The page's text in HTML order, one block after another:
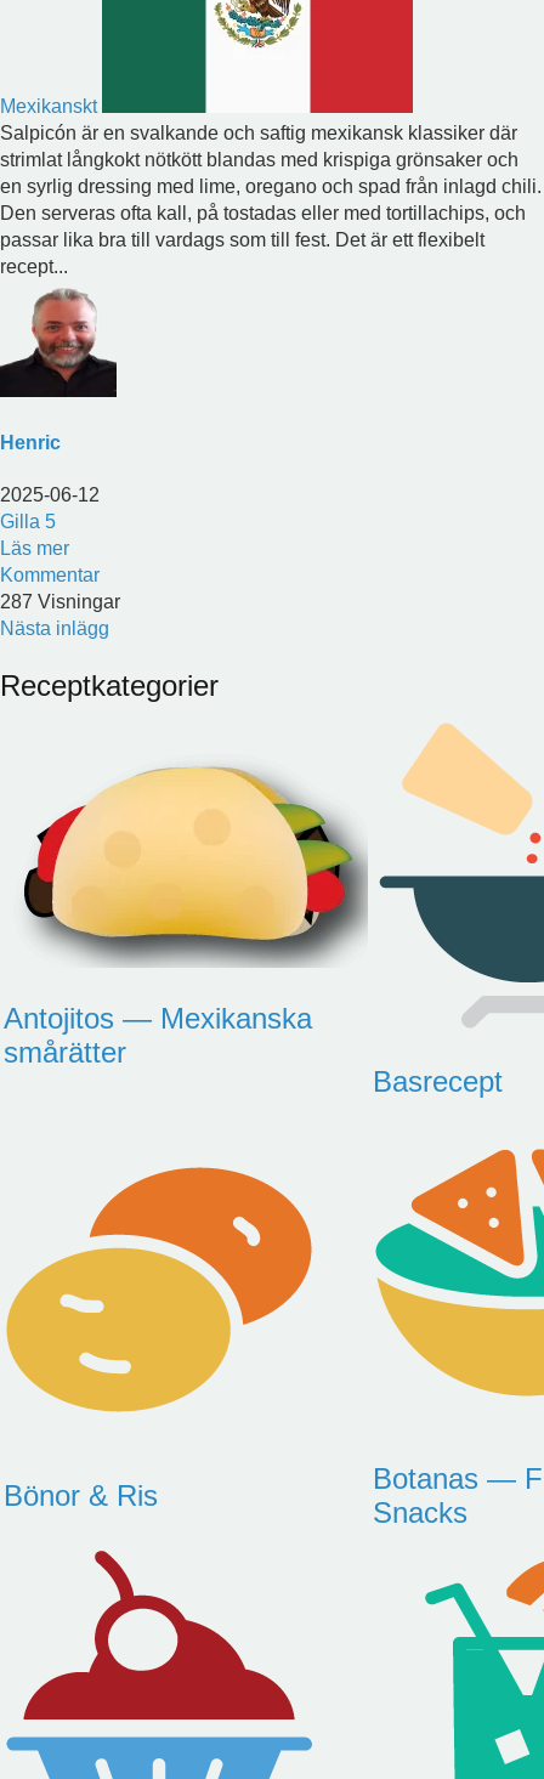
Mexikanskt
Salpicón är en svalkande och saftig mexikansk klassiker där
strimlat långkokt nötkött blandas med krispiga grönsaker och
en syrlig dressing med lime, oregano och spad från inlagd chili.
Den serveras ofta kall, på tostadas eller med tortillachips, och
passar lika bra till vardags som till fest. Det är ett flexibelt
recept...
Henric
2025-06-12
Gilla 5
Läs mer
Kommentar
287 Visningar
Nästa inlägg
Receptkategorier
Antojitos — Mexikanska
smårätter
Basrecept
Bönor & Ris
Botanas —
Snacks